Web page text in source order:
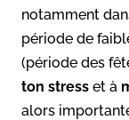
notamment
période de
(période des
ton stress et à
alors